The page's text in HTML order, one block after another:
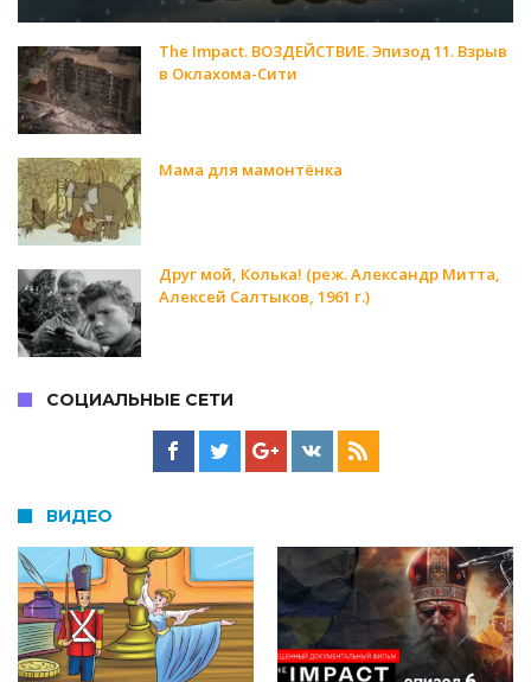
The Impact. ВОЗДЕЙСТВИЕ. Эпизод 11. Взрыв
в Оклахома-Сити
Мама для мамонтёнка
Друг мой, Колька! (реж. Александр Митта,
Алексей Салтыков, 1961 г.)
СОЦИАЛЬНЫЕ СЕТИ
ВИДЕО